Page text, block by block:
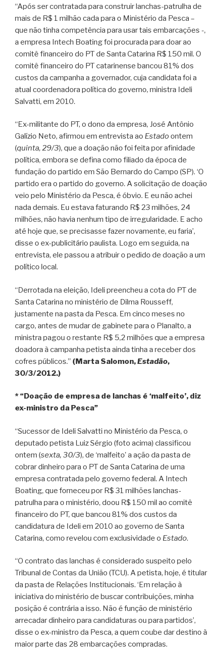
“Após ser contratada para construir lanchas-patrulha de
mais de R$ 1 milhão cada para o Ministério da Pesca –
que não tinha competência para usar tais embarcações -,
a empresa Intech Boating foi procurada para doar ao
comitê financeiro do PT de Santa Catarina R$ 150 mil. O
comitê financeiro do PT catarinense bancou 81% dos
custos da campanha a governador, cuja candidata foi a
atual coordenadora política do governo, ministra Ideli
Salvatti, em 2010.
“Ex-militante do PT, o dono da empresa, José Antônio
Galízio Neto, afirmou em entrevista ao Estadoontem
(quinta, 29/3), que a doação não foi feita por afinidade
política, embora se defina como filiado da época de
fundação do partido em São Bernardo do Campo (SP). ‘O
partido era o partido do governo. A solicitação de doação
veio pelo Ministério da Pesca, é óbvio. E eu não achei
nada demais. Eu estava faturando R$ 23 milhões, 24
milhões, não havia nenhum tipo de irregularidade. E acho
até hoje que, se precisasse fazer novamente, eu faria’,
disse o ex-publicitário paulista. Logo em seguida, na
entrevista, ele passou a atribuir o pedido de doação a um
político local.
“Derrotada na eleição, Ideli preencheu a cota do PT de
Santa Catarina no ministério de Dilma Rousseff,
justamente na pasta da Pesca. Em cinco meses no
cargo, antes de mudar de gabinete para o Planalto, a
ministra pagou o restante R$ 5,2 milhões que a empresa
doadora à campanha petista ainda tinha a receber dos
cofres públicos.” (Marta Salomon,Estadão,
30/3/2012.)
* “Doação de empresa de lanchas é ‘malfeito’, diz
ex-ministro da Pesca”
“Sucessor de Ideli Salvatti no Ministério da Pesca, o
deputado petista Luiz Sérgio (foto acima) classificou
ontem (sexta, 30/3), de ‘malfeito’ a ação da pasta de
cobrar dinheiro para o PT de Santa Catarina de uma
empresa contratada pelo governo federal. A Intech
Boating, que forneceu por R$ 31 milhões lanchas-
patrulha para o ministério, doou R$ 150 mil ao comitê
financeiro do PT, que bancou 81% dos custos da
candidatura de Ideli em 2010 ao governo de Santa
Catarina, como revelou com exclusividade o Estado.
“O contrato das lanchas é considerado suspeito pelo
Tribunal de Contas da União (TCU). A petista, hoje, é titular
da pasta de Relações Institucionais. ‘Em relação à
iniciativa do ministério de buscar contribuições, minha
posição é contrária a isso. Não é função de ministério
arrecadar dinheiro para candidaturas ou para partidos’,
disse o ex-ministro da Pesca, a quem coube dar destino à
maior parte das 28 embarcações compradas.